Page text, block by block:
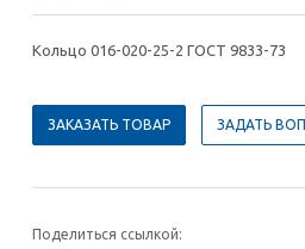
Кольцо 016-020-25-2 ГОСТ 9833-73
ЗАКАЗАТЬ ТОВАР ЗАДАТЬ
Поделиться ссылкой: